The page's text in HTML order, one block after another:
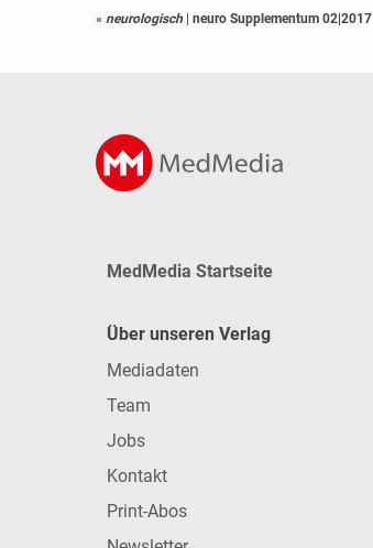
« neurologisch neuro Supplementum 02|2017
MedMedia Startseite
Über unseren Verlag
Mediadaten
Team
Jobs
Kontakt
Print-Abos